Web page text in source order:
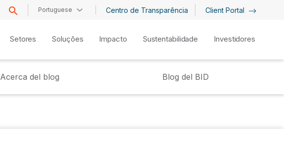
Portuguese Centro de Transparência Client Portal
Setores Soluções Impacto Sustentabilidade Investidores
Acerca del blog Blog del BID